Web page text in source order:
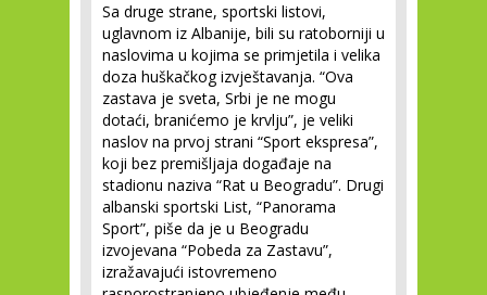
Sa druge strane, sportski listovi,
uglavnom iz Albanije, bili su ratoborniji u
naslovima u kojima se primjetila i velika
doza huškačkog izvještavanja. “Ova
zastava je sveta, Srbi je ne mogu
dotaći, branićemo je krvlju”, je veliki
naslov na prvoj strani “Sport ekspresa”,
koji bez premišljaja događaje na
stadionu naziva “Rat u Beogradu”. Drugi
albanski sportski List, “Panorama
Sport”, piše da je u Beogradu
izvojevana “Pobeda za Zastavu”,
izražavajući istovremeno